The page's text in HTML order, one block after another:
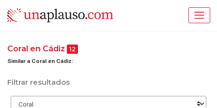
Coral en Cádiz 12
Similar a Coral en Cádiz:
Filtrar resultados